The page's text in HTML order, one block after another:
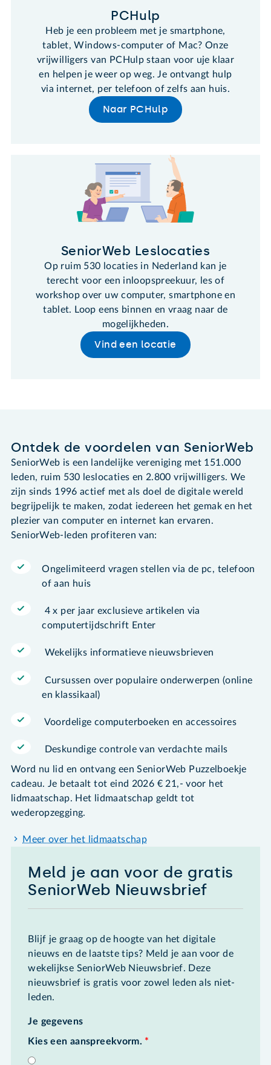
PCHulp
Heb je een probleem met je smartphone,
tablet, Windows-computer of Mac? Onze
vrijwilligers van PCHulp staan voor uje klaar
en helpen je weer op weg. Je ontvangt hulp
via internet, per telefoon of zelfs aan huis.
Naar PCHulp
SeniorWeb Leslocaties
Op ruim 530 locaties in Nederland kan je
terecht voor een inloopspreekuur, les of
workshop over uw computer, smartphone en
tablet. Loop eens binnen en vraag naar de
mogelijkheden.
Vind een locatie
Ontdek de voordelen van SeniorWeb
SeniorWeb is een landelijke vereniging met 151.000
leden, ruim 530 leslocaties en 2.800 vrijwilligers. We
zijn sinds 1996 actief met als doel de digitale wereld
begrijpelijk te maken, zodat iedereen het gemak en het
plezier van computer en internet kan ervaren.
SeniorWeb-leden profiteren van:
Ongelimiteerd vragen stellen via de pc, telefoon
of aan huis
4 x per jaar exclusieve artikelen via
computertijdschrift Enter
Wekelijks informatieve nieuwsbrieven
Cursussen over populaire onderwerpen (online
en klassikaal)
Voordelige computerboeken en accessoires
Deskundige controle van verdachte mails
Word nu lid en ontvang een SeniorWeb Puzzelboekje
cadeau. Je betaalt tot eind 2026 € 21,- voor het
lidmaatschap. Het lidmaatschap geldt tot
wederopzegging.
Meer over het lidmaatschap
Meld je aan voor de gratis
SeniorWeb Nieuwsbrief
Blijf je graag op de hoogte van het digitale
nieuws en de laatste tips? Meld je aan voor de
wekelijkse SeniorWeb Nieuwsbrief. Deze
nieuwsbrief is gratis voor zowel leden als niet-
leden.
Je gegevens
Kies een aanspreekvorm. *